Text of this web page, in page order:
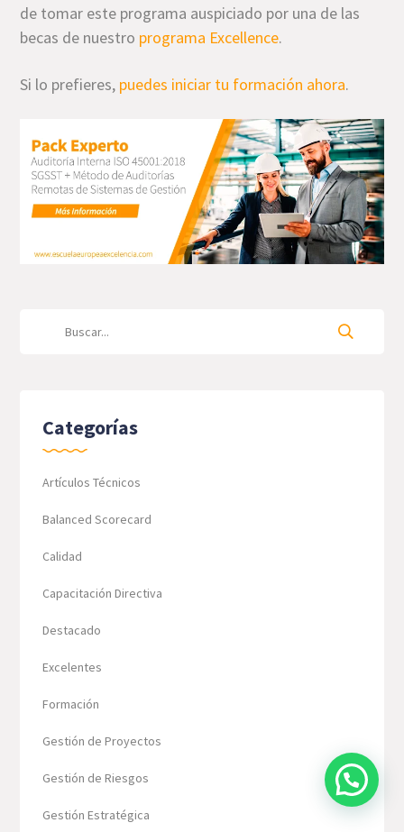
de tomar este programa auspiciado por una de las
becas de nuestro programa Excellence.
Si lo prefieres, puedes iniciar tu formación ahora.
Categorías
Artículos Técnicos
Balanced Scorecard
Calidad
Capacitación Directiva
Destacado
Excelentes
Formación
Gestión de Proyectos
Gestión de Riesgos
Gestión Estratégica